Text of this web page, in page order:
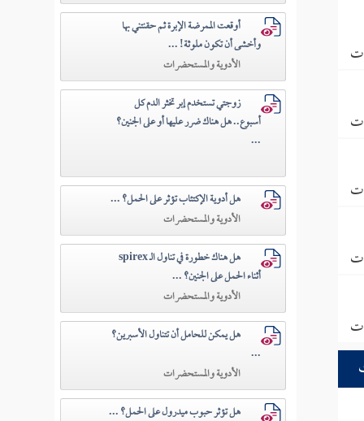
أوقعت الممرضة الإبرة ثم حقنتني بها
وأخشى أن تكون ملوثة! ...
الأدوية والمستحضرات
زوجتي تستخدم إبر تخثر الدم كل
أسبوع.. هل هناك ضرر عليها أو على الجنين؟
...
هل أدوية الإكتئاب تؤثر على الحمل؟ ...
الأدوية والمستحضرات
هل هناك خطورة في تناول الـ spirex
أثناء الحمل على الجنين؟ ...
الأدوية والمستحضرات
هل يمكن للحامل أن تتناول الأسبرين؟
...
الأدوية والمستحضرات
هل تؤثر حبوب ميدرول على الحمل؟ ...